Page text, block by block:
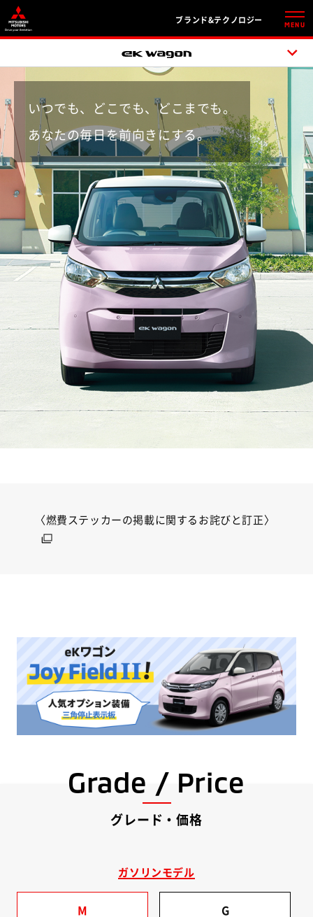
ブランド&テクノロジー
MENU
いつでも、どこでも、どこまでも。
あなたの毎日を前向きにする。
〈燃費ステッカーの掲載に関するお詫びと訂正〉
Grade / Price
グレード・価格
ガソリンモデル
M G